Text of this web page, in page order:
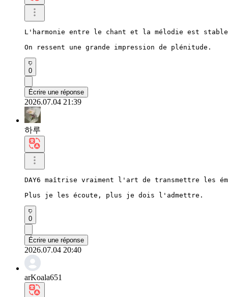
L'harmonie entre le chant et la mélodie est
On ressent une grande impression de plénitude.
0
Écrire une réponse
2026.07.04 21:39
하루
DAY6 maîtrise vraiment l'art de transmettre les
Plus je les écoute, plus je dois l'admettre.
0
Écrire une réponse
2026.07.04 20:40
arKoala651